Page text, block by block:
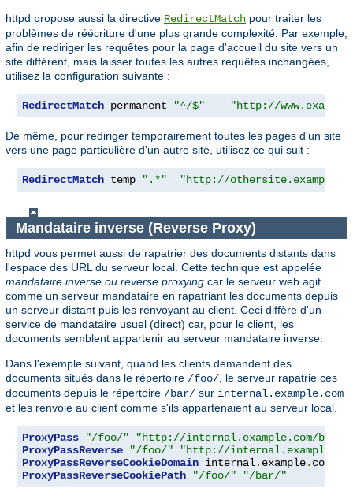
httpd propose aussi la directive RedirectMatch pour traiter les
problèmes de réécriture d'une plus grande complexité. Par exemple,
afin de rediriger les requêtes pour la page d'accueil du site vers un
site différent, mais laisser toutes les autres requêtes inchangées,
utilisez la configuration suivante :
RedirectMatch permanent "^/$" "http://
De même, pour rediriger temporairement toutes les pages d'un site
vers une page particulière d'un autre site, utilisez ce qui suit :
RedirectMatch temp ".*" "http://
Mandataire inverse (Reverse Proxy)
httpd vous permet aussi de rapatrier des documents distants dans
l'espace des URL du serveur local. Cette technique est appelée
mandataire inverse ou reverse proxying car le serveur web agit
comme un serveur mandataire en rapatriant les documents depuis
un serveur distant puis les renvoyant au client. Ceci diffère d'un
service de mandataire usuel (direct) car, pour le client, les
documents semblent appartenir au serveur mandataire inverse.
Dans l'exemple suivant, quand les clients demandent des
documents situés dans le répertoire /foo/ , le serveur rapatrie ces
documents depuis le répertoire /bar/ sur internal.example.com
et les renvoie au client comme s'ils appartenaient au serveur local.
ProxyPass "/foo/"
"http://internal.example.com/bar/"
ProxyPassReverse
"/foo/"
"http://
ProxyPassReverseCookieDomain internal. example. com
ProxyPassReverseCookiePath
"/foo/" "/bar/"